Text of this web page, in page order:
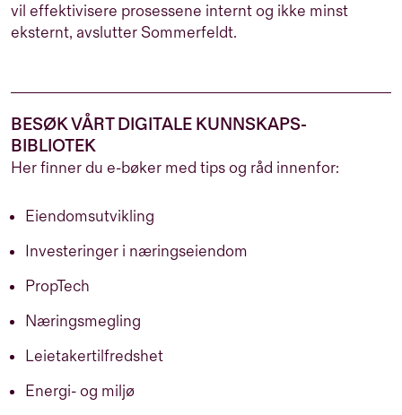
vil effektivisere prosessene internt og ikke minst
eksternt, avslutter Sommerfeldt.
BESØK VÅRT DIGITALE KUNNSKAPS-
BIBLIOTEK
Her finner du e-bøker med tips og råd innenfor:
Eiendomsutvikling
Investeringer i næringseiendom
PropTech
Næringsmegling
Leietakertilfredshet
Energi- og miljø